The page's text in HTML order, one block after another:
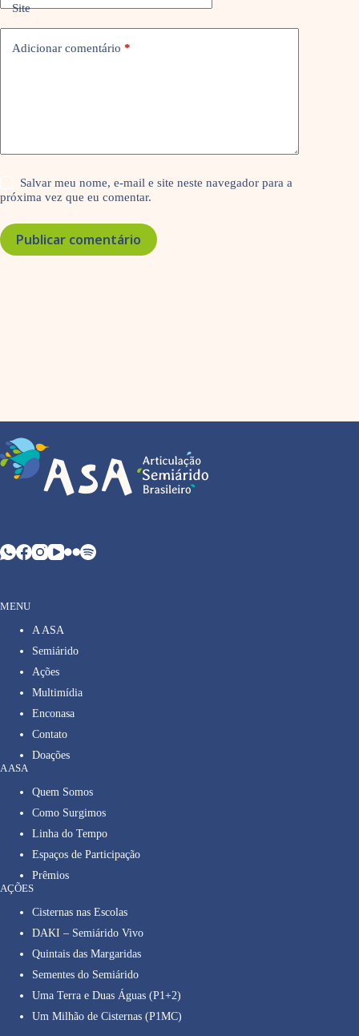
Site
Adicionar comentário *
Salvar meu nome, e-mail e site neste navegador para a
próxima vez que eu comentar.
Publicar comentário
MENU
A ASA
Semiárido
Ações
Multimídia
Enconasa
Contato
Doações
A ASA
Quem Somos
Como Surgimos
Linha do Tempo
Espaços de Participação
Prêmios
AÇÕES
Cisternas nas Escolas
DAKI – Semiárido Vivo
Quintais das Margaridas
Sementes do Semiárido
Uma Terra e Duas Águas (P1+2)
Um Milhão de Cisternas (P1MC)